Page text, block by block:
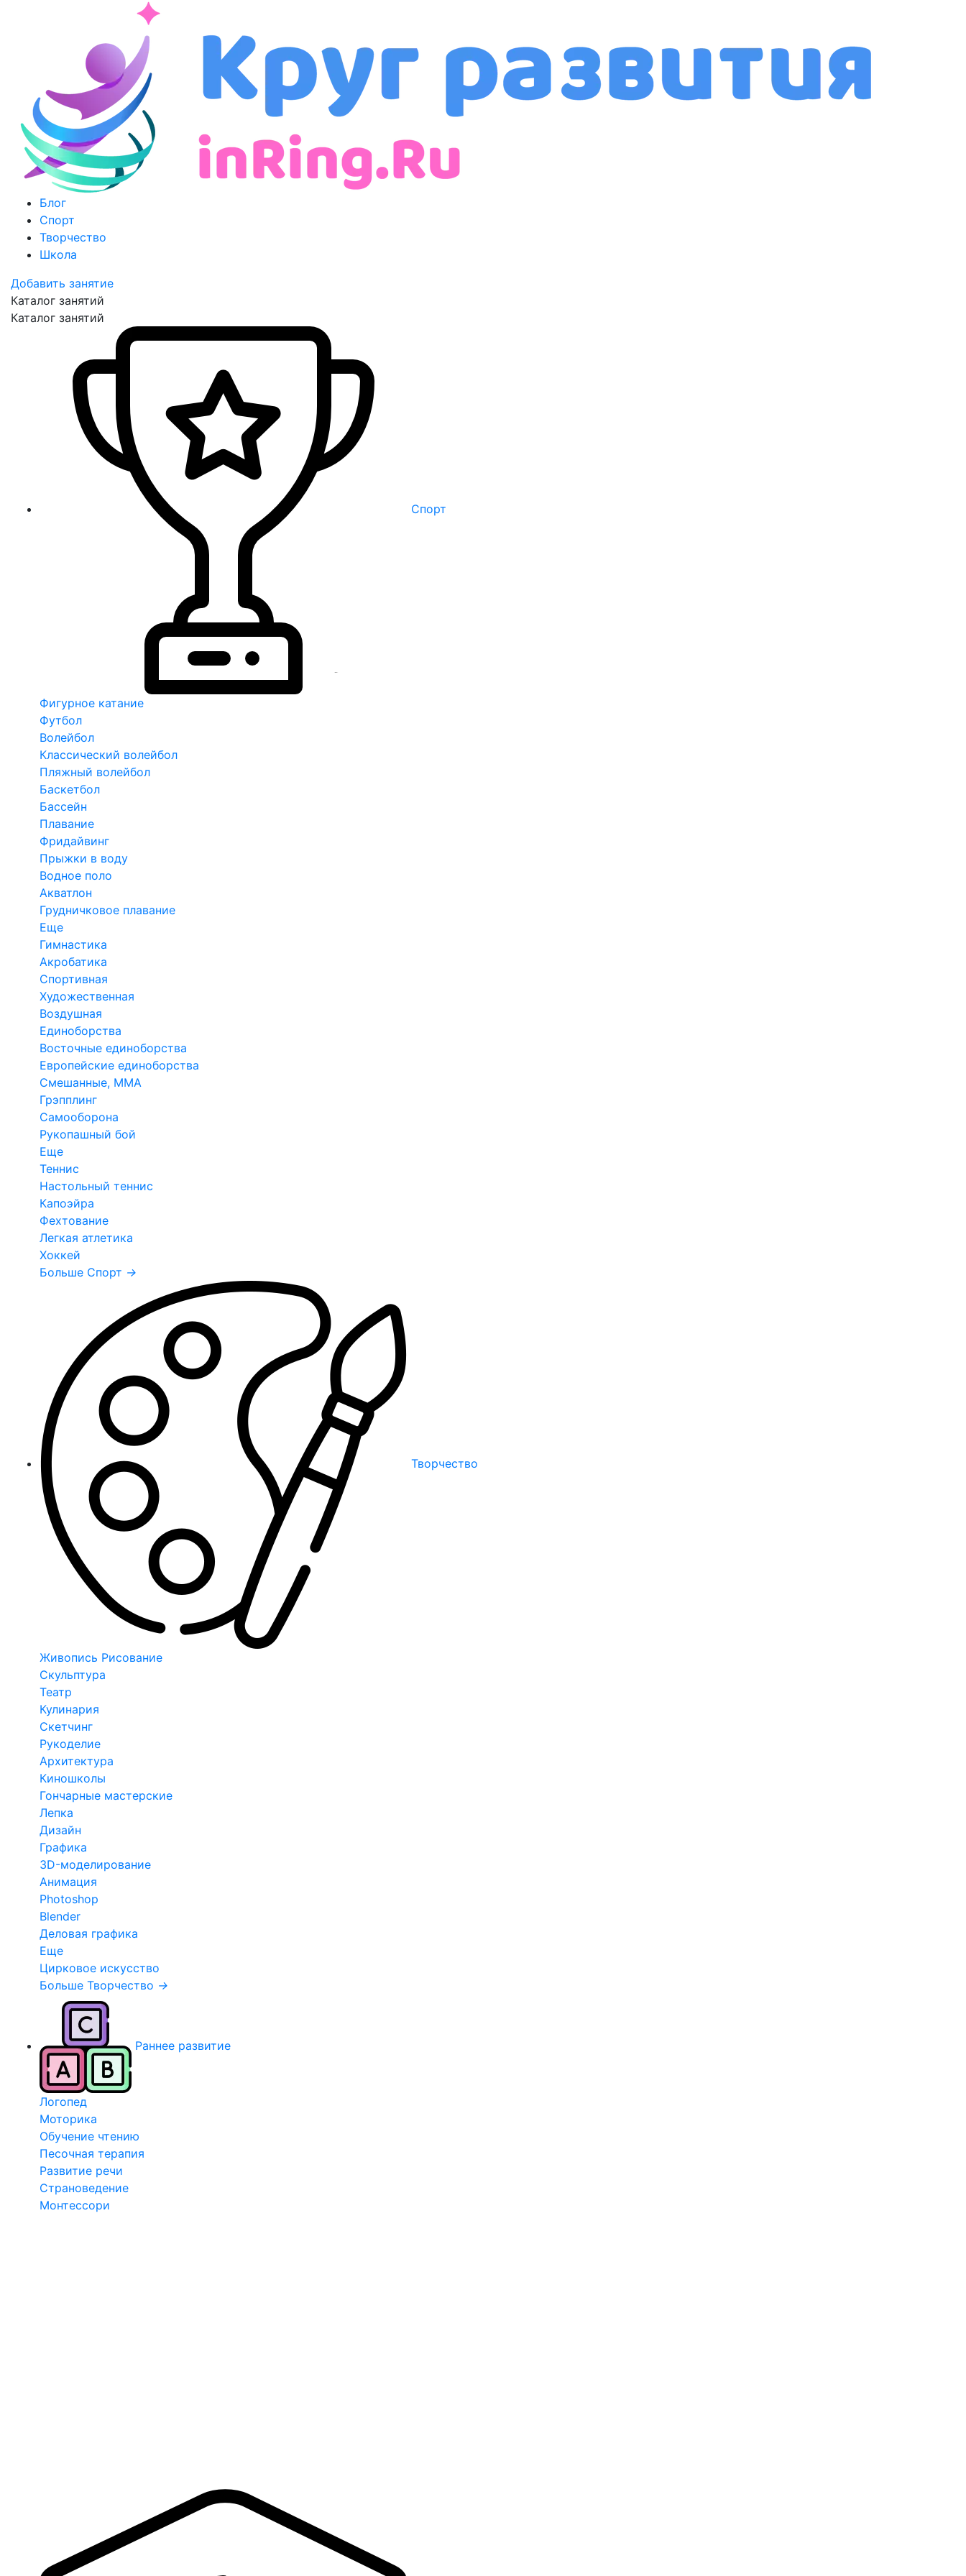
Блог
Спорт
Творчество
Школа
Добавить занятие
Каталог занятий
Каталог занятий
Спорт
Фигурное катание
Футбол
Волейбол
Классический волейбол
Пляжный волейбол
Баскетбол
Бассейн
Плавание
Фридайвинг
Прыжки в воду
Водное поло
Акватлон
Грудничковое плавание
Еще
Гимнастика
Акробатика
Спортивная
Художественная
Воздушная
Единоборства
Восточные единоборства
Европейские единоборства
Смешанные, ММА
Грэпплинг
Самооборона
Рукопашный бой
Еще
Теннис
Настольный теннис
Капоэйра
Фехтование
Легкая атлетика
Хоккей
Больше Спорт →
Творчество
Живопись Рисование
Скульптура
Театр
Кулинария
Скетчинг
Рукоделие
Архитектура
Киношколы
Гончарные мастерские
Лепка
Дизайн
Графика
3D-моделирование
Анимация
Photoshop
Blender
Деловая графика
Еще
Цирковое искусство
Больше Творчество →
Раннее развитие
Логопед
Моторика
Обучение чтению
Песочная терапия
Развитие речи
Страноведение
Монтессори